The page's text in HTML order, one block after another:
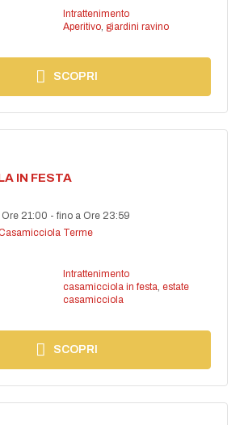
Intrattenimento
Aperitivo, giardini ravino
SCOPRI
IN FESTA
Ore 21:00 -fino a Ore 23:59
Terme
Intrattenimento
casamicciola in festa, estate
casamicciola
SCOPRI